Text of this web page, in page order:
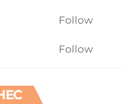
Follow
Follow